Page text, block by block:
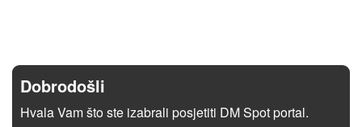
Dobrodošli
Hvala Vam što ste izabrali posjetiti DM Spot portal.